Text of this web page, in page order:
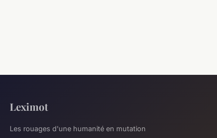
Leximot
Les rouages d'une humanité en mutation